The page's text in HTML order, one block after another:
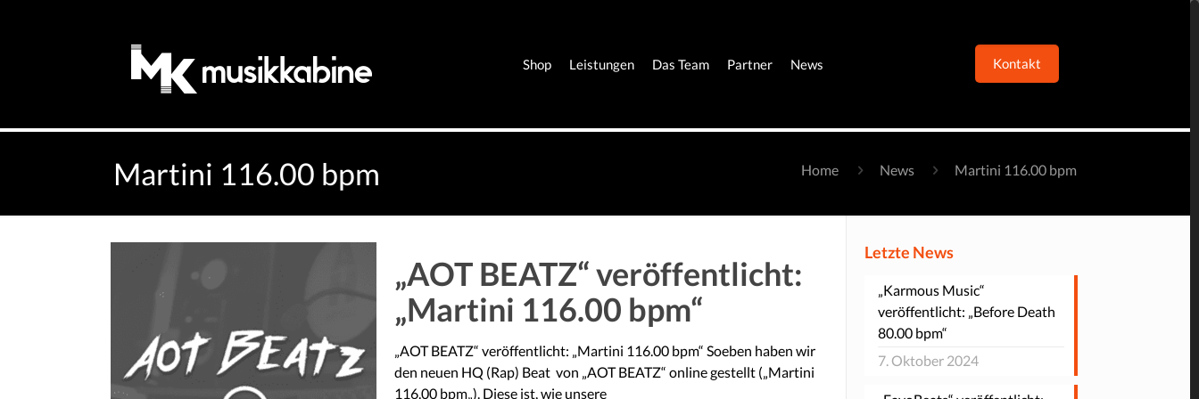
Shop Leistungen Das Team Partner News Kontakt
Martini 116.00 bpm Home News Martini 116.00 bpm
„AOT BEATZ“ veröffentlicht:
„Martini 116.00 bpm“
„AOT BEATZ“ veröffentlicht: „Martini 116.00 bpm“ Soeben haben wir
den neuen HQ (Rap) Beat von „AOT BEATZ“ online gestellt („Martini
116.00 bpm„). Diese ist, wie unsere
Letzte News
„Karmous Music“
veröffentlicht: „Before Death
80.00 bpm“
7. Oktober 2024